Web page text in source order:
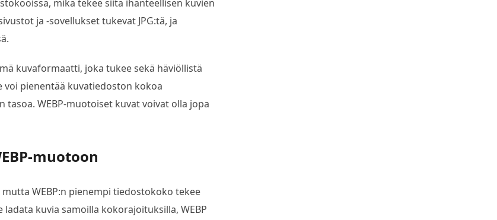
mikä tekee siitä ihanteellisen kuvien
ja -sovellukset tukevat JPG:tä, ja
kuvaformaatti, joka tukee sekä häviöllistä
pienentää kuvatiedoston kokoa
WEBP-muotoiset kuvat voivat olla jopa
muotoon
WEBP:n pienempi tiedostokoko tekee
kuvia samoilla kokorajoituksilla, WEBP